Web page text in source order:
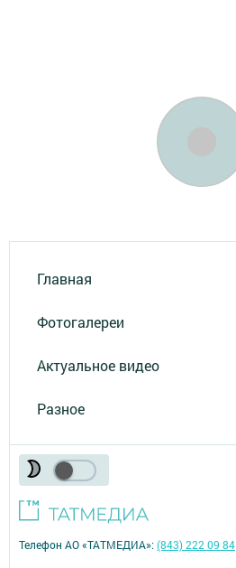
Главная
Фотогалереи
Актуальное видео
Разное
Телефон АО «ТАТМЕДИА»:(843) 222 09 84